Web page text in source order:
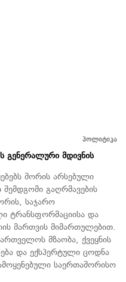
პოლიტიკა
მდივნის
შორის არსებული
გაღრმავების
საჯარო
ტრანსფორმაციისა და
მართვის მიმართულებით.
მზაობა, ქვეყნის
და ექსპერტული ცოდნა
საერთაშორისო